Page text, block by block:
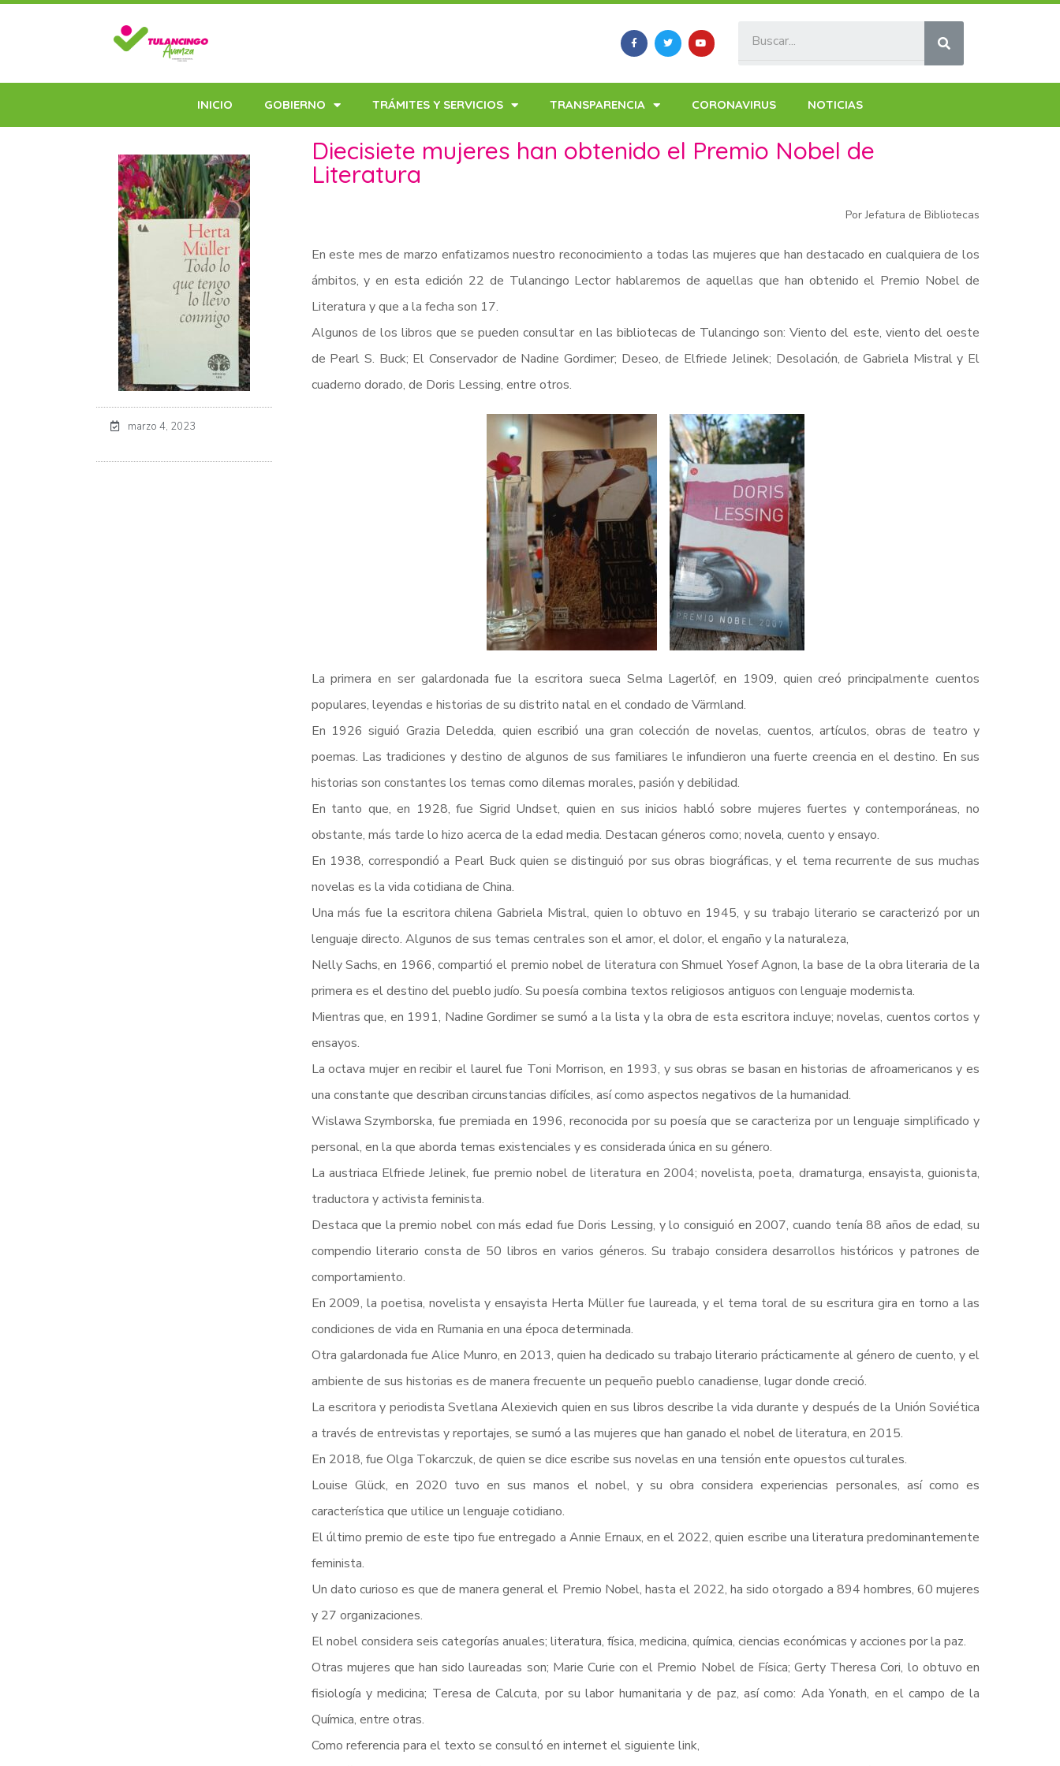
INICIO GOBIERNO TRÁMITES Y SERVICIOS TRANSPARENCIA CORONAVIRUS NOTICIAS
marzo 4, 2023
Diecisiete mujeres han obtenido el Premio Nobel de
Literatura
Por Jefatura de Bibliotecas
En este mes de marzo enfatizamos nuestro reconocimiento a todas las mujeres que han destacado en cualquiera de los
ámbitos, y en esta edición 22 de Tulancingo Lector hablaremos de aquellas que han obtenido el Premio Nobel de
Literatura y que a la fecha son 17.
Algunos de los libros que se pueden consultar en las bibliotecas de Tulancingo son: Viento del este, viento del oeste
de Pearl S. Buck; El Conservador de Nadine Gordimer; Deseo, de Elfriede Jelinek; Desolación, de Gabriela Mistral y El
cuaderno dorado, de Doris Lessing, entre otros.
La primera en ser galardonada fue la escritora sueca Selma Lagerlöf, en 1909, quien creó principalmente cuentos
populares, leyendas e historias de su distrito natal en el condado de Värmland.
En 1926 siguió Grazia Deledda, quien escribió una gran colección de novelas, cuentos, artículos, obras de teatro y
poemas. Las tradiciones y destino de algunos de sus familiares le infundieron una fuerte creencia en el destino. En sus
historias son constantes los temas como dilemas morales, pasión y debilidad.
En tanto que, en 1928, fue Sigrid Undset, quien en sus inicios habló sobre mujeres fuertes y contemporáneas, no
obstante, más tarde lo hizo acerca de la edad media. Destacan géneros como; novela, cuento y ensayo.
En 1938, correspondió a Pearl Buck quien se distinguió por sus obras biográficas, y el tema recurrente de sus muchas
novelas es la vida cotidiana de China.
Una más fue la escritora chilena Gabriela Mistral, quien lo obtuvo en 1945, y su trabajo literario se caracterizó por un
lenguaje directo. Algunos de sus temas centrales son el amor, el dolor, el engaño y la naturaleza,
Nelly Sachs, en 1966, compartió el premio nobel de literatura con Shmuel Yosef Agnon, la base de la obra literaria de la
primera es el destino del pueblo judío. Su poesía combina textos religiosos antiguos con lenguaje modernista.
Mientras que, en 1991, Nadine Gordimer se sumó a la lista y la obra de esta escritora incluye; novelas, cuentos cortos y
ensayos.
La octava mujer en recibir el laurel fue Toni Morrison, en 1993, y sus obras se basan en historias de afroamericanos y es
una constante que describan circunstancias difíciles, así como aspectos negativos de la humanidad.
Wislawa Szymborska, fue premiada en 1996, reconocida por su poesía que se caracteriza por un lenguaje simplificado y
personal, en la que aborda temas existenciales y es considerada única en su género.
La austriaca Elfriede Jelinek, fue premio nobel de literatura en 2004; novelista, poeta, dramaturga, ensayista, guionista,
traductora y activista feminista.
Destaca que la premio nobel con más edad fue Doris Lessing, y lo consiguió en 2007, cuando tenía 88 años de edad, su
compendio literario consta de 50 libros en varios géneros. Su trabajo considera desarrollos históricos y patrones de
comportamiento.
En 2009, la poetisa, novelista y ensayista Herta Müller fue laureada, y el tema toral de su escritura gira en torno a las
condiciones de vida en Rumania en una época determinada.
Otra galardonada fue Alice Munro, en 2013, quien ha dedicado su trabajo literario prácticamente al género de cuento, y el
ambiente de sus historias es de manera frecuente un pequeño pueblo canadiense, lugar donde creció.
La escritora y periodista Svetlana Alexievich quien en sus libros describe la vida durante y después de la Unión Soviética
a través de entrevistas y reportajes, se sumó a las mujeres que han ganado el nobel de literatura, en 2015.
En 2018, fue Olga Tokarczuk, de quien se dice escribe sus novelas en una tensión ente opuestos culturales.
Louise Glück, en 2020 tuvo en sus manos el nobel, y su obra considera experiencias personales, así como es
característica que utilice un lenguaje cotidiano.
El último premio de este tipo fue entregado a Annie Ernaux, en el 2022, quien escribe una literatura predominantemente
feminista.
Un dato curioso es que de manera general el Premio Nobel, hasta el 2022, ha sido otorgado a 894 hombres, 60 mujeres
y 27 organizaciones.
El nobel considera seis categorías anuales; literatura, física, medicina, química, ciencias económicas y acciones por la paz.
Otras mujeres que han sido laureadas son; Marie Curie con el Premio Nobel de Física; Gerty Theresa Cori, lo obtuvo en
fisiología y medicina; Teresa de Calcuta, por su labor humanitaria y de paz, así como: Ada Yonath, en el campo de la
Química, entre otras.
Como referencia para el texto se consultó en internet el siguiente link,